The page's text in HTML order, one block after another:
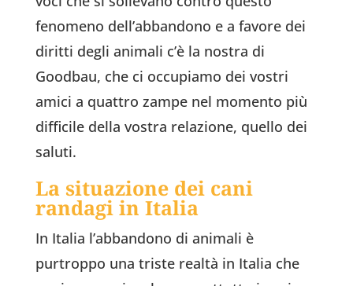
fenomeno dell’abbandono e a favore dei
diritti degli animali c’è la nostra di
Goodbau, che ci occupiamo dei vostri
amici a quattro zampe nel momento più
difficile della vostra relazione, quello dei
saluti.
La situazione dei cani
randagi in Italia
In Italia l’abbandono di animali è
purtroppo una triste realtà in Italia che